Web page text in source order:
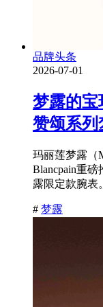
品牌头条
2026-07-01
梦露的
赞颂系列
玛丽莲梦露（
Blancpain重
露限定款腕表
# 梦露